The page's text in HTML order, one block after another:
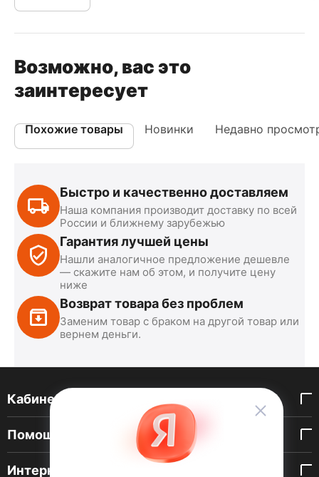
Возможно, вас это
заинтересует
Похожие товары Новинки Недавно
Быстро и качественно доставляем
Наша компания производит доставку по всей
России и ближнему зарубежью
Гарантия лучшей цены
Нашли аналогичное предложение дешевле
— скажите нам об этом, и получите цену
ниже
Возврат товара без проблем
Заменим товар с браком на другой товар или
вернем деньги.
Кабинет покупателя
Помощь покупателю
Интернет-магазин